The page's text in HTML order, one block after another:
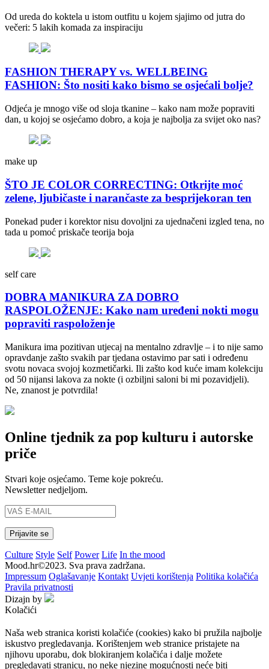
Od ureda do koktela u istom outfitu u kojem sjajimo od jutra do
večeri: 5 lakih komada za inspiraciju
FASHION THERAPY vs. WELLBEING
FASHION: Što nositi kako bismo se osjećali bolje?
Odjeća je mnogo više od sloja tkanine – kako nam može popraviti
dan, u kojoj se osjećamo dobro, a koja je najbolja za svijet oko nas?
make up
ŠTO JE COLOR CORRECTING: Otkrijte moć
zelene, ljubičaste i narančaste za besprijekoran ten
Ponekad puder i korektor nisu dovoljni za ujednačeni izgled tena, no
tada u pomoć priskače teorija boja
self care
DOBRA MANIKURA ZA DOBRO
RASPOLOŽENJE: Kako nam uređeni nokti mogu
popraviti raspoloženje
Manikura ima pozitivan utjecaj na mentalno zdravlje – i to nije samo
opravdanje zašto svakih par tjedana ostavimo par sati i određenu
svotu novaca svojoj kozmetičarki. Ili zašto kod kuće imam kolekciju
od 50 nijansi lakova za nokte (i ozbiljni saloni bi mi pozavidjeli).
Ne, znanost je potvrdila!
Online tjednik za pop kulturu i autorske
priče
Stvari koje osjećamo. Teme koje pokreću.
Newsletter nedjeljom.
Culture Style Self Power Life In the mood
Mood.hr©2023. Sva prava zadržana.
Impressum Oglašavanje Kontakt Uvjeti korištenja Politika kolačića
Pravila privatnosti
Dizajn by
Kolačići
Naša web stranica koristi kolačiće (cookies) kako bi pružila najbolje
iskustvo pregledavanja. Korištenjem web stranice pristajete na
njihovu uporabu, dok blokiranjem kolačića i dalje možete
pregledavati stranicu, no neke njezine mogućnosti neće biti